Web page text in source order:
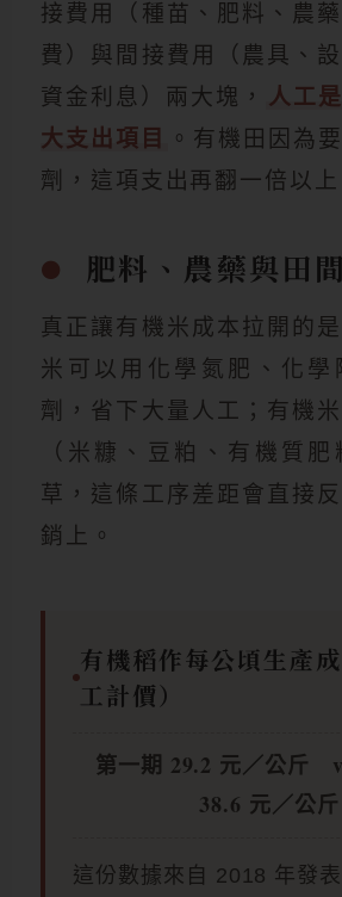
接費用（種苗、肥料、農
費）與間接費用（農具、
資金利息）兩大塊，
人工
大支出項目
。有機田因為
劑，這項支出再翻一倍以上
肥料、農藥與田
真正讓有機米成本拉開的
米可以用化學氮肥、化學
劑，省下大量人工；有機
（米糠、豆粕、有機質
草，這條工序差距會直接
銷上。
有機稻作每公頃生產
工計價）
第一期 29.2 元／公斤
38.6 元／公斤
這份數據來自 2018 年發